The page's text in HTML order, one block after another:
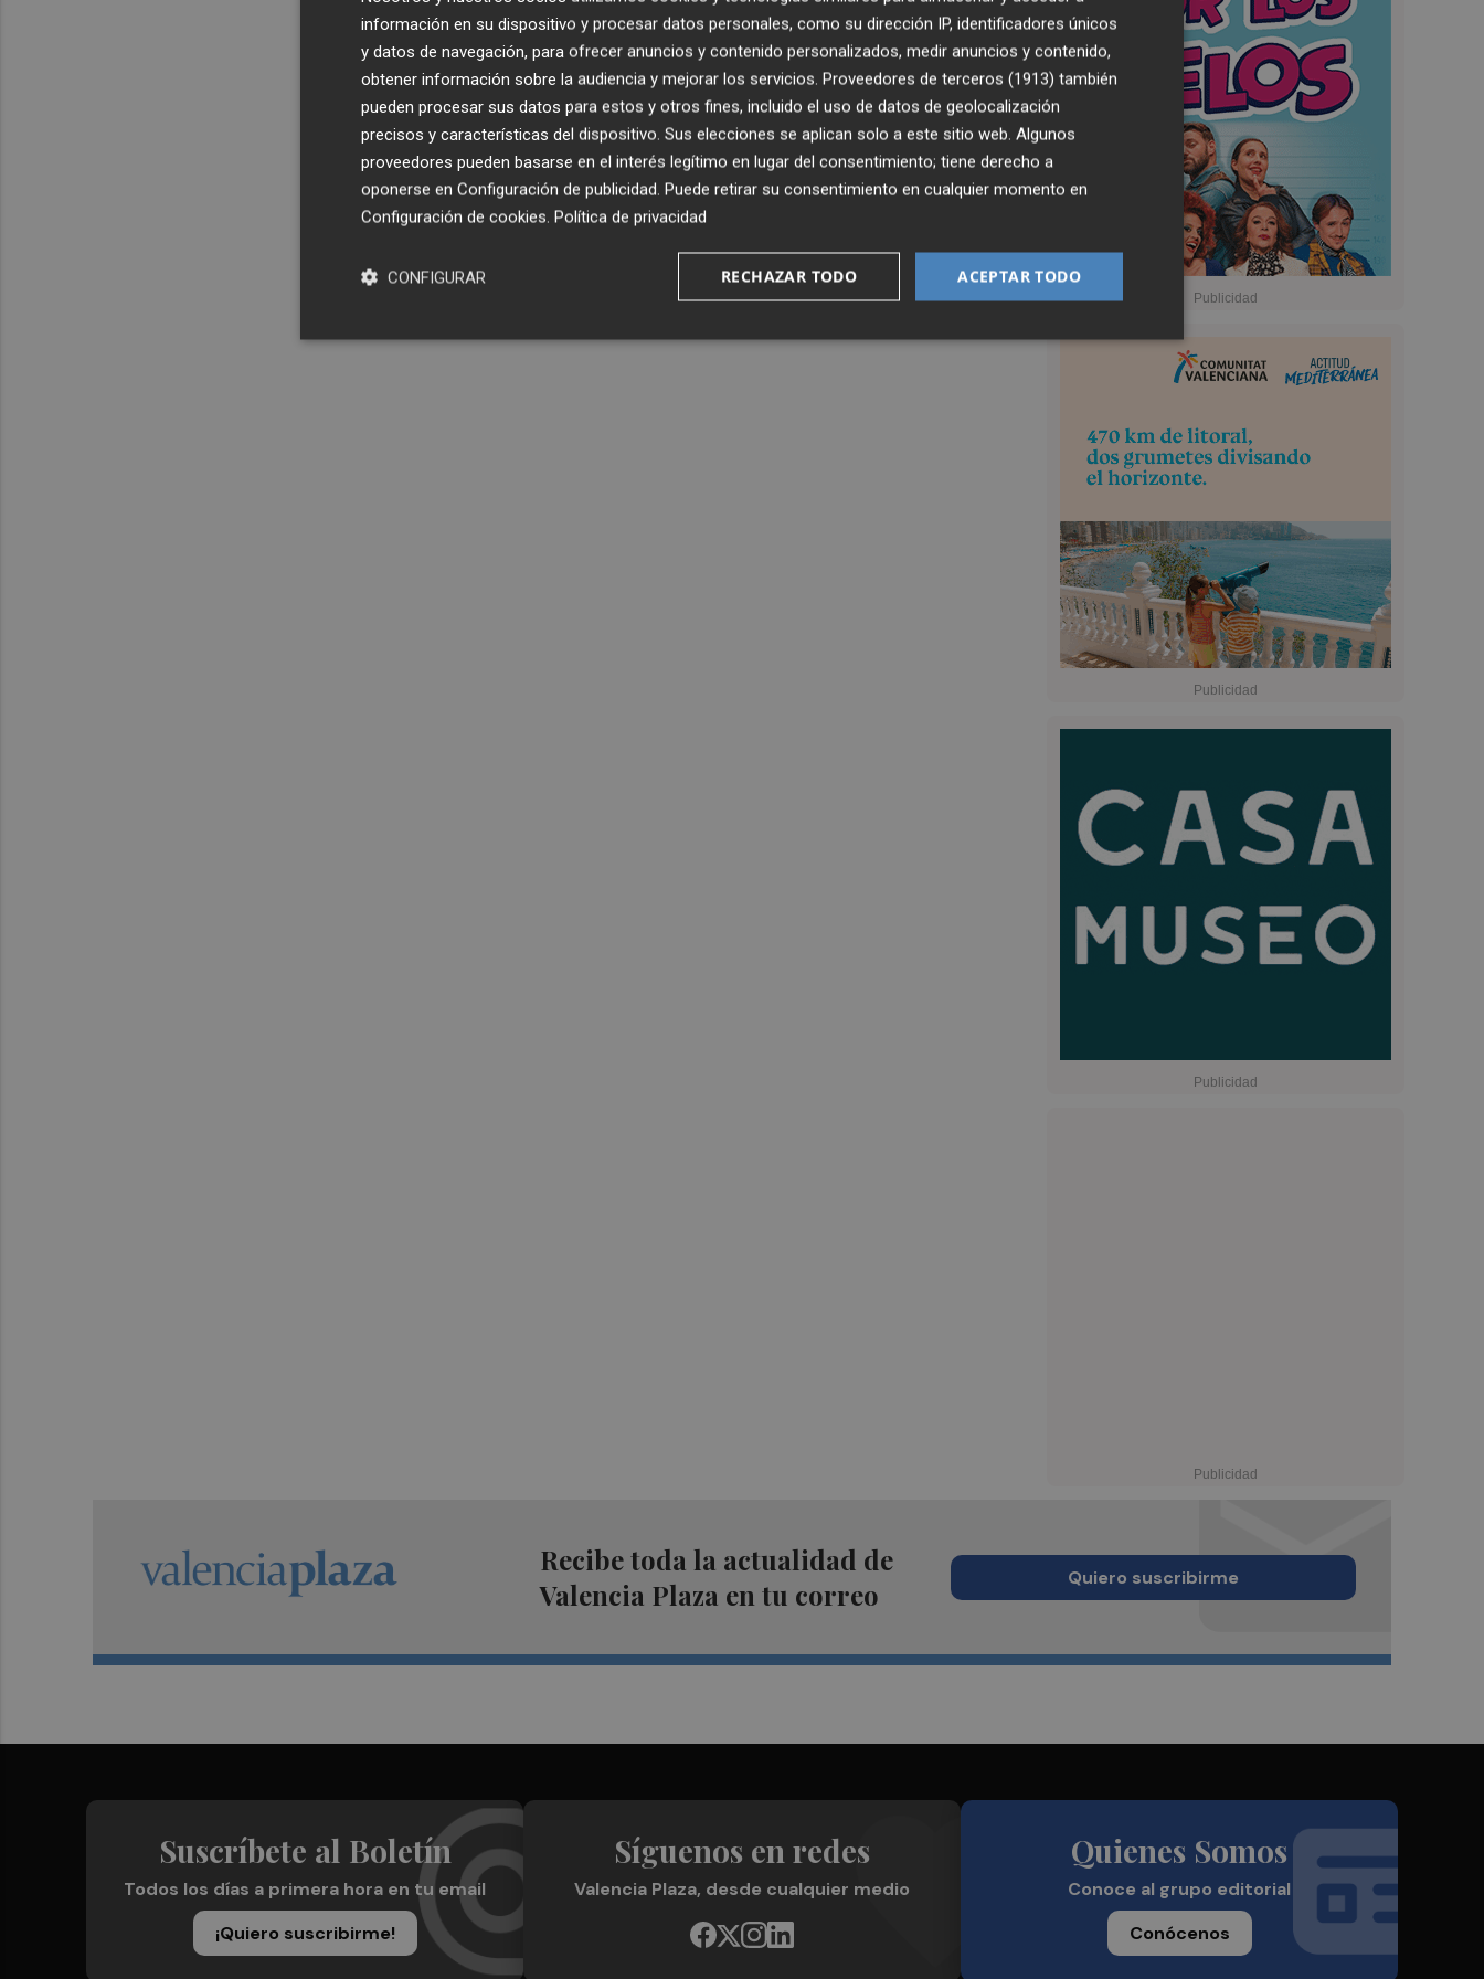
Recibe toda la actualidad de
Valencia Plaza en tu correo
Quiero suscribirme
Suscríbete al Boletín
Todos los días a primera hora en tu email
¡Quiero suscribirme!
Síguenos en redes
Valencia Plaza, desde cualquier medio
Quienes Somos
Conoce al grupo editorial
Conócenos
información en su dispositivo y procesar datos personales, como su dirección IP, identificadores únicos
y datos de navegación, para ofrecer anuncios y contenido personalizados, medir anuncios y contenido,
obtener información sobre la audiencia y mejorar los servicios. Proveedores de terceros (1913) también
pueden procesar sus datos para estos y otros fines, incluido el uso de datos de geolocalización
precisos y características del dispositivo. Sus elecciones se aplican solo a este sitio web. Algunos
proveedores pueden basarse en el interés legítimo en lugar del consentimiento; tiene derecho a
oponerse en Configuración de publicidad. Puede retirar su consentimiento en cualquier momento en
Configuración de cookies. Política de privacidad
ACEPTAR TODO
RECHAZAR TODO
CONFIGURAR